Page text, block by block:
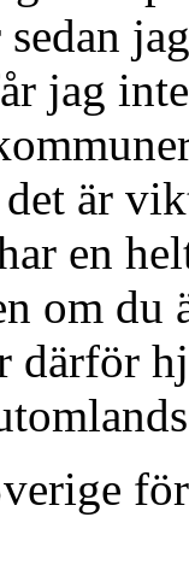
jag
är
en
om du
därför